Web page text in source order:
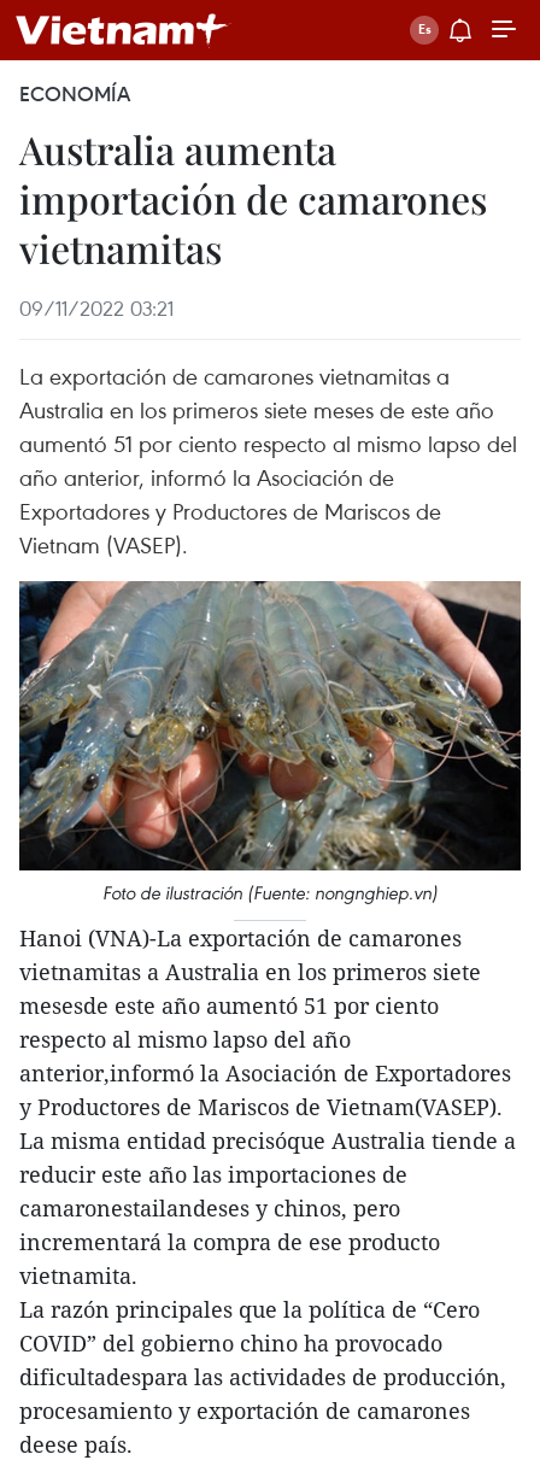
ECONOMÍA
Australia aumenta
importación de camarones
vietnamitas
09/11/2022 03:21
La exportación de camarones vietnamitas a
Australia en los primeros siete meses de este año
aumentó 51 por ciento respecto al mismo lapso del
año anterior, informó la Asociación de
Exportadores y Productores de Mariscos de
Vietnam (VASEP).
Foto de ilustración (Fuente: nongnghiep.vn)
Hanoi (VNA)-La exportación de camarones
vietnamitas a Australia en los primeros siete
mesesde este año aumentó 51 por ciento
respecto al mismo lapso del año
anterior,informó la Asociación de Exportadores
y Productores de Mariscos de Vietnam(VASEP).
La misma entidad precisóque Australia tiende a
reducir este año las importaciones de
camaronestailandeses y chinos, pero
incrementará la compra de ese producto
vietnamita.
La razón principales que la política de “Cero
COVID” del gobierno chino ha provocado
dificultadespara las actividades de producción,
procesamiento y exportación de camarones
deese país.